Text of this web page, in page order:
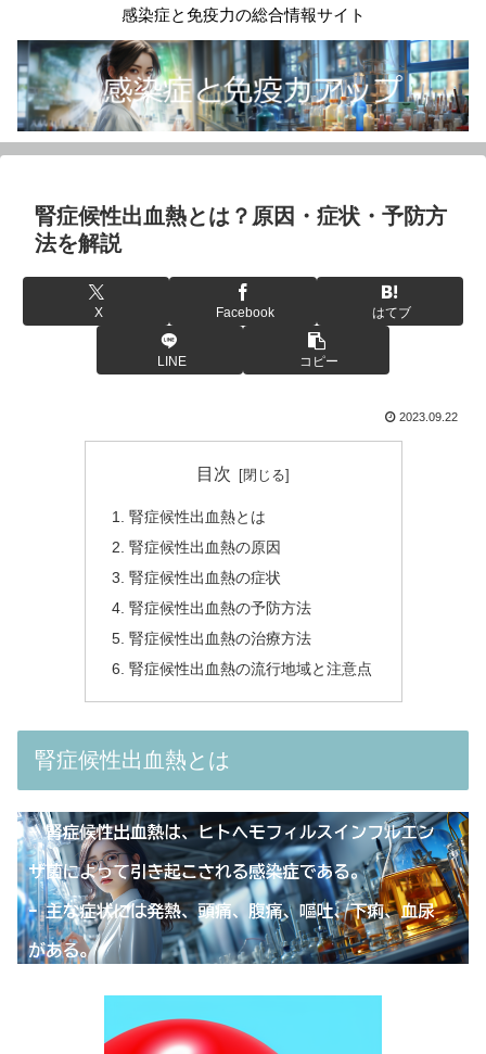
感染症と免疫力の総合情報サイト
腎症候性出血熱とは？原因・症状・予防方
法を解説
X Facebook はてブ
LINE コピー
2023.09.22
目次
腎症候性出血熱とは
腎症候性出血熱の原因
腎症候性出血熱の症状
腎症候性出血熱の予防方法
腎症候性出血熱の治療方法
腎症候性出血熱の流行地域と注意点
腎症候性出血熱とは